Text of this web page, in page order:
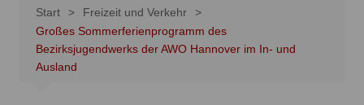
Start
Freizeit und Verkehr
Großes Sommerferienprogramm des
Bezirksjugendwerks der AWO Hannover im In- und
Ausland